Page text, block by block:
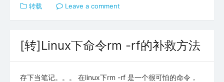
转载 Leave a comment
[转]Linux下命令rm -rf的补救方法
存下当笔记。。。 在linux下rm -rf 是一个很可怕的命令，